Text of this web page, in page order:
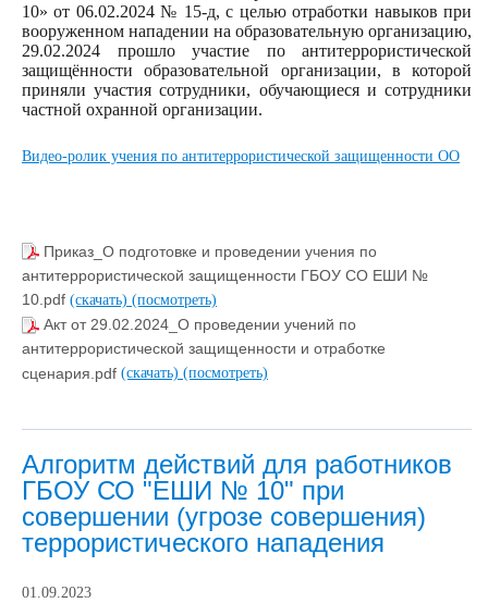
10» от 06.02.2024 № 15-д, с целью отработки навыков при
вооруженном нападении на образовательную организацию,
29.02.2024 прошло участие по антитеррористической
защищённости образовательной организации, в которой
приняли участия сотрудники, обучающиеся и сотрудники
частной охранной организации.
Видео-ролик учения по антитеррористической защищенности ОО
Приказ_О подготовке и проведении учения по
антитеррористической защищенности ГБОУ СО ЕШИ №
10.pdf (скачать) (посмотреть)
Акт от 29.02.2024_О проведении учений по
антитеррористической защищенности и отработке
сценария.pdf (скачать) (посмотреть)
Алгоритм действий для работников
ГБОУ СО "ЕШИ № 10" при
совершении (угрозе совершения)
террористического нападения
01.09.2023